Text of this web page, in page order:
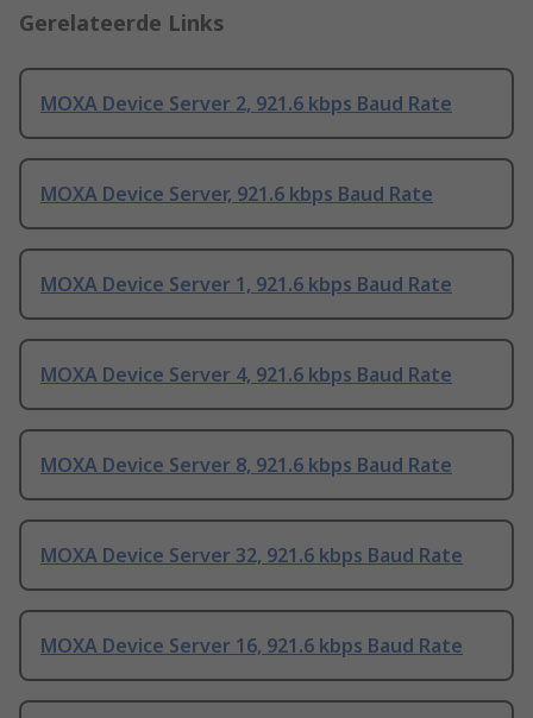
Gerelateerde Links
MOXA Device Server 2, 921.6 kbps Baud Rate
MOXA Device Server, 921.6 kbps Baud Rate
MOXA Device Server 1, 921.6 kbps Baud Rate
MOXA Device Server 4, 921.6 kbps Baud Rate
MOXA Device Server 8, 921.6 kbps Baud Rate
MOXA Device Server 32, 921.6 kbps Baud Rate
MOXA Device Server 16, 921.6 kbps Baud Rate